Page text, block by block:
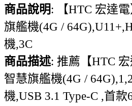
商品說明: 【HTC 宏達
旗艦機(4G /
機,3C
商品描述: 推薦【HTC
智慧旗艦機(4G /
機,USB 3.1 Type-C ,首